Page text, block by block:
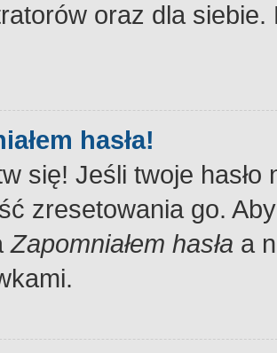
oraz dla
hasła!
się! Jeśli twoje
zresetowania go.
Zapomniałem hasła a